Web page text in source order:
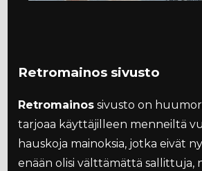
Retromainos sivusto
Retromainos sivusto on
tarjoaa käyttäjilleen menneiltä
hauskoja mainoksia, jotka eivät
enään olisi välttämättä sallittuja,